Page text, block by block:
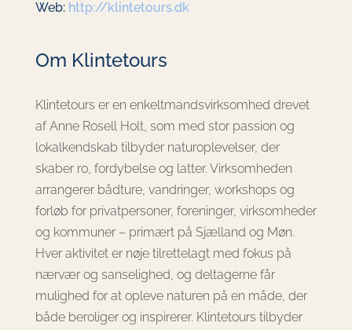
Web: http://klintetours.dk
Om Klintetours
Klintetours er en enkeltmandsvirksomhed drevet
af Anne Rosell Holt, som med stor passion og
lokalkendskab tilbyder naturoplevelser, der
skaber ro, fordybelse og latter. Virksomheden
arrangerer bådture, vandringer, workshops og
forløb for privatpersoner, foreninger, virksomheder
og kommuner – primært på Sjælland og Møn.
Hver aktivitet er nøje tilrettelagt med fokus på
nærvær og sanselighed, og deltagerne får
mulighed for at opleve naturen på en måde, der
både beroliger og inspirerer. Klintetours tilbyder